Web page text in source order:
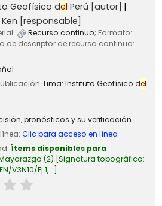
Geofísico del Perú [autor]
[responsable]
Recurso continuo; Formato:
de descriptor de recurso continuo:
Lima: Instituto Geofísico del
pronósticos y su verificación
Clic para acceso en línea
Ítems disponibles para
(2) Signatura topográfica:
V3N10/Ej.1, .. .